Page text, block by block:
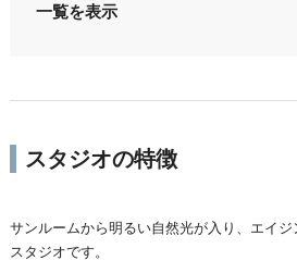
一覧を表示
スタジオの特徴
サンルームから明るい自然光が入り、エイ
スタジオです。